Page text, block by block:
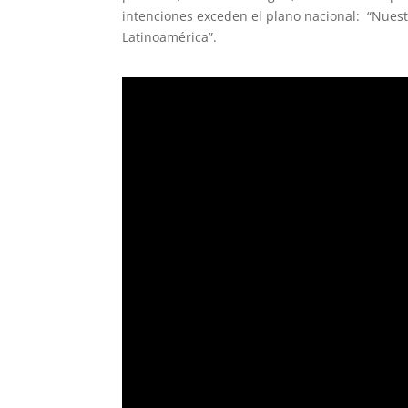
intenciones exceden el plano nacional:
Latinoamérica”.